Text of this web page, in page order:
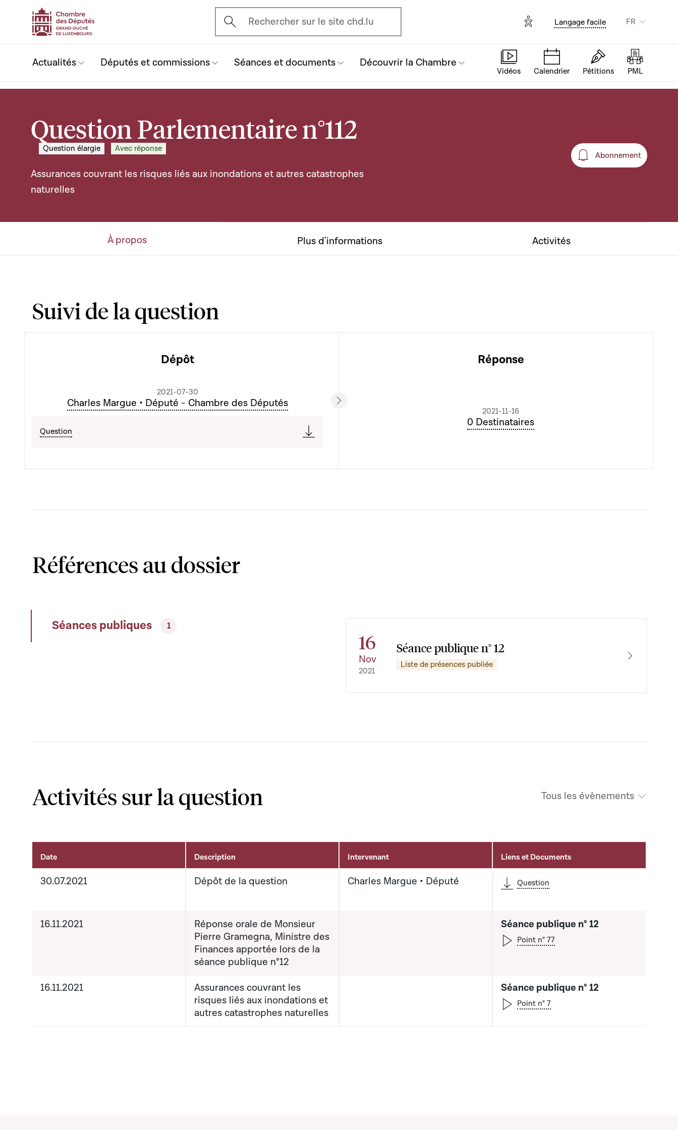
Ouvrir l'écran de recherche
Rechercher sur le site chd.lu Options d'accessibilité
Langage facile FR
Actualités Députés et commissions Séances et documents Découvrir la Chambre
Vidéos Calendrier Pétitions PML
Question Parlementaire n°112
Question élargie Avec réponse
Assurances couvrant les risques liés aux inondations et autres catastrophes
naturelles
Abonnement
Abonnement
À propos Plus d'informations Activités
Suivi de la question
Dépôt
2021-07-30
Charles Margue • Député - Chambre des Députés
Question
Réponse
2021-11-16
0 Destinataires
Références au dossier
Séances publiques 1
16
Nov
2021
Séance publique n° 12
Liste de présences publiée
Activités sur la question Tous les évènements
Activités liées au dossier
Date Description Intervenant Liens et Documents
30.07.2021 Dépôt de la question Charles Margue • Député Question
16.11.2021
Réponse orale de Monsieur
Pierre Gramegna, Ministre des
Finances apportée lors de la
séance publique n°12
Séance publique n° 12
Point n° 77
16.11.2021
Assurances couvrant les
risques liés aux inondations et
autres catastrophes naturelles
Séance publique n° 12
Point n° 7